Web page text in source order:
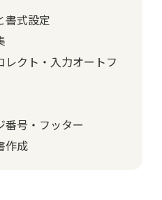
式設定
クト・入力オートフ
号・フッター
作成